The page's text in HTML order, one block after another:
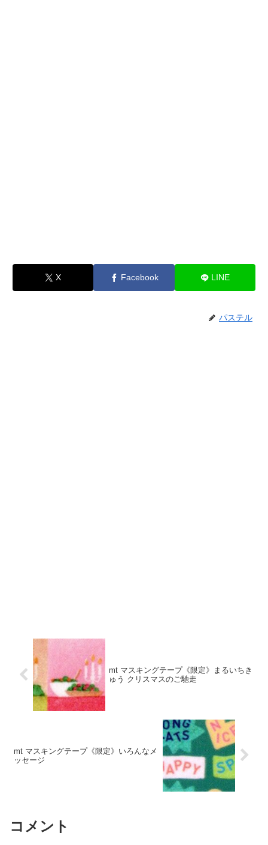
X Facebook LINE
パステル
mt マスキングテープ《限定》まるいちき
ゅう クリスマスのご馳走
mt マスキングテープ《限定》いろんなメ
ッセージ
コメント